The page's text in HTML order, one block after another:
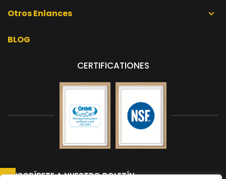
Otros Enlances
BLOG
CERTIFICATIONES
SUSCRÍBETE A NUESTRO BOLETÍN